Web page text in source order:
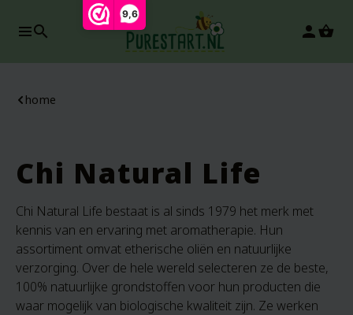
9,6
search person
home
Chi Natural Life
Chi Natural Life bestaat is al sinds 1979 het merk met
kennis van en ervaring met aromatherapie. Hun
assortiment omvat etherische oliën en natuurlijke
verzorging. Over de hele wereld selecteren ze de beste,
100% natuurlijke grondstoffen voor hun producten die
waar mogelijk van biologische kwaliteit zijn. Ze werken